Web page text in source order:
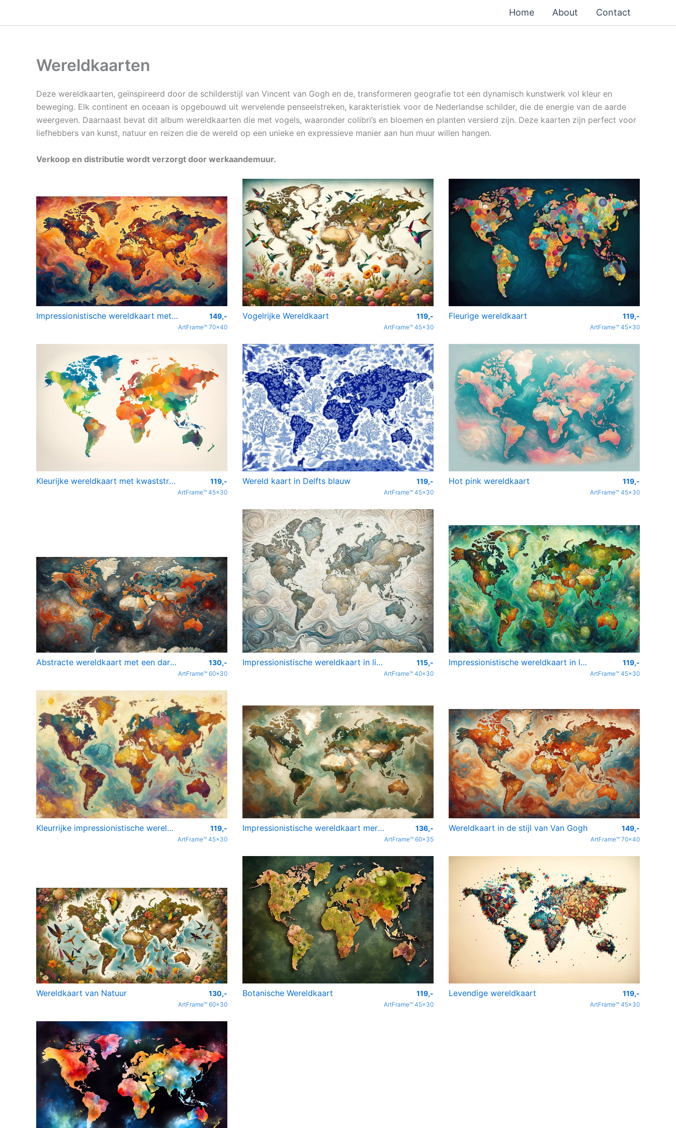
Home About Contact
Wereldkaarten
Deze wereldkaarten, geïnspireerd door de schilderstijl van Vincent van Gogh en de, transformeren geografie tot een dynamisch kunstwerk vol kleur en
beweging. Elk continent en oceaan is opgebouwd uit wervelende penseelstreken, karakteristiek voor de Nederlandse schilder, die de energie van de aarde
weergeven. Daarnaast bevat dit album wereldkaarten die met vogels, waaronder colibri’s en bloemen en planten versierd zijn. Deze kaarten zijn perfect voor
liefhebbers van kunst, natuur en reizen die de wereld op een unieke en expressieve manier aan hun muur willen hangen.
Verkoop en distributie wordt verzorgt door werkaandemuur.
Impressionistische wereldkaart met intense kleuren. 149,-
ArtFrame™ 70x40
Vogelrijke Wereldkaart 119,-
ArtFrame™ 45x30
Fleurige wereldkaart 119,-
ArtFrame™ 45x30
Kleurijke wereldkaart met kwaststreken 119,-
ArtFrame™ 45x30
Wereld kaart in Delfts blauw 119,-
ArtFrame™ 45x30
Hot pink wereldkaart 119,-
ArtFrame™ 45x30
Abstracte wereldkaart met een dark industrial kleurenpalette 130,-
ArtFrame™ 60x30
Impressionistische wereldkaart in lichte kleuren 115,-
ArtFrame™ 40x30
Impressionistische wereldkaart in levendige groene stijl 119,-
ArtFrame™ 45x30
Kleurrijke impressionistische wereldkaart 119,-
ArtFrame™ 45x30
Impressionistische wereldkaart mer Wabi Sabi kleuren 136,-
ArtFrame™ 60x35
Wereldkaart in de stijl van Van Gogh 149,-
ArtFrame™ 70x40
Wereldkaart van Natuur 130,-
ArtFrame™ 60x30
Botanische Wereldkaart 119,-
ArtFrame™ 45x30
Levendige wereldkaart 119,-
ArtFrame™ 45x30